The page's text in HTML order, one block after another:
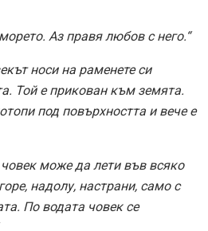
Аз правя любов с него.“
носи на раменете си
Той е прикован към земята.
под повърхността и вече е
може да лети във всяко
надолу, настрани, само с
По водата човек се